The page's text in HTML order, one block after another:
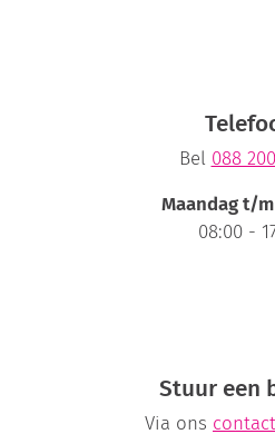
Bel 088
Maandag t/
08:00 -
Stuur een
Via ons